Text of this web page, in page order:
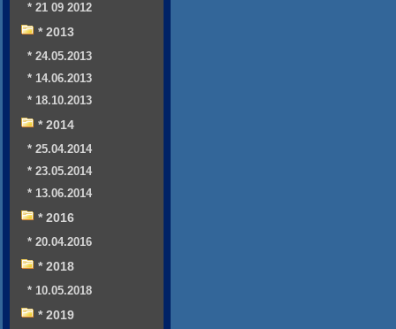
* 21 09 2012
* 2013
* 24.05.2013
* 14.06.2013
* 18.10.2013
* 2014
* 25.04.2014
* 23.05.2014
* 13.06.2014
* 2016
* 20.04.2016
* 2018
* 10.05.2018
* 2019